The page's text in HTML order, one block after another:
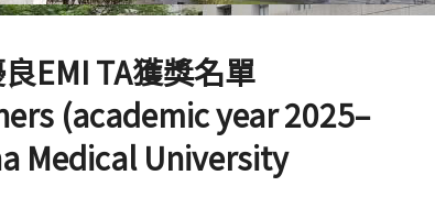
EMI TA獲獎名單
(academic year 2025–
Medical University